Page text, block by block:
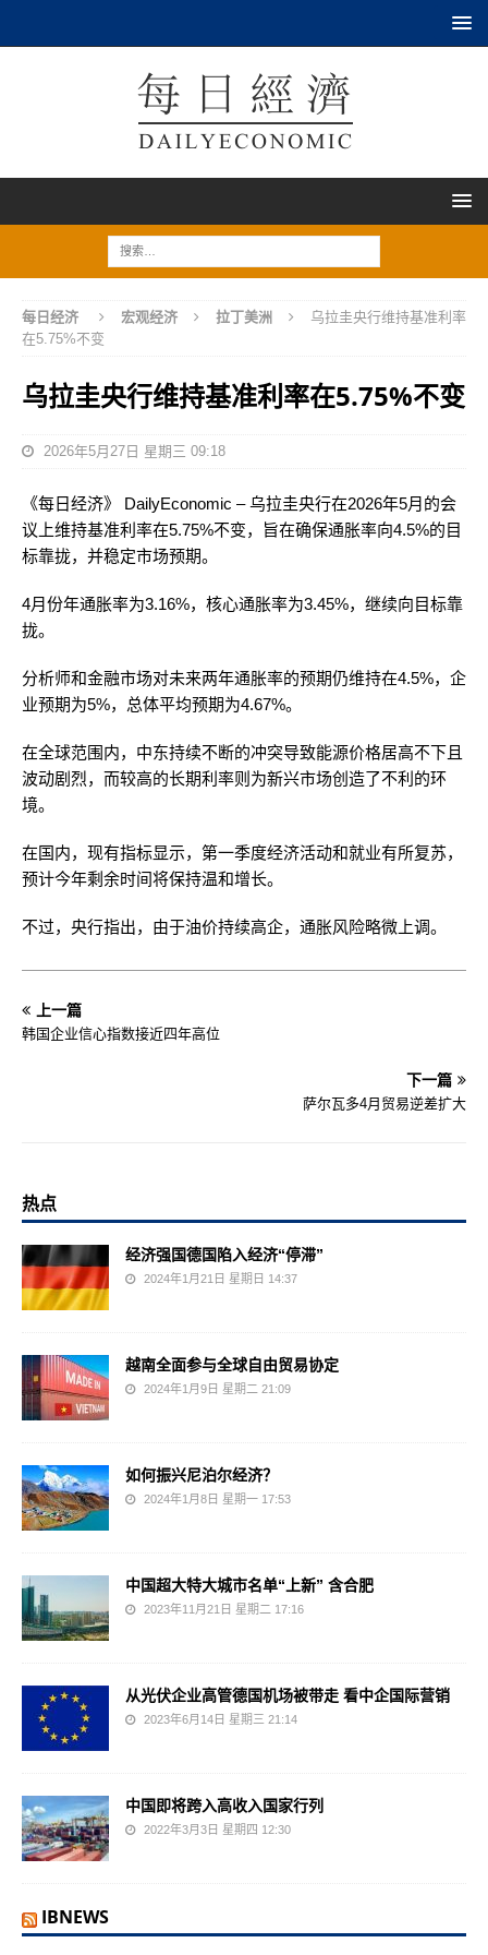
每日经济 宏观经济 拉丁美洲
乌拉圭央行维持基准利率
在5.75%不变
乌拉圭央行维持基准利率在5.75%不变
2026年5月27日 星期三 09:18
《每日经济》 DailyEconomic – 乌拉圭央行在2026年5月的会
议上维持基准利率在5.75%不变，旨在确保通胀率向4.5%的目
标靠拢，并稳定市场预期。
4月份年通胀率为3.16%，核心通胀率为3.45%，继续向目标靠
拢。
分析师和金融市场对未来两年通胀率的预期仍维持在4.5%，企
业预期为5%，总体平均预期为4.67%。
在全球范围内，中东持续不断的冲突导致能源价格居高不下且
波动剧烈，而较高的长期利率则为新兴市场创造了不利的环
境。
在国内，现有指标显示，第一季度经济活动和就业有所复苏，
预计今年剩余时间将保持温和增长。
不过，央行指出，由于油价持续高企，通胀风险略微上调。
上一篇
韩国企业信心指数接近四年高位
下一篇
萨尔瓦多4月贸易逆差扩大
热点
经济强国德国陷入经济“停滞”
2024年1月21日 星期日 14:37
越南全面参与全球自由贸易协定
2024年1月9日 星期二 21:09
如何振兴尼泊尔经济？
2024年1月8日 星期一 17:53
中国超大特大城市名单“上新” 含合肥
2023年11月21日 星期二 17:16
从光伏企业高管德国机场被带走 看中企国际营销
2023年6月14日 星期三 21:14
中国即将跨入高收入国家行列
2022年3月3日 星期四 12:30
IBNEWS